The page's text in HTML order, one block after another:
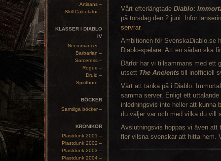
Artisans –
Skill Calculator –
KLASSER I DIABLO
IV
Necromancer –
Barbarian –
Sorceress –
Rogue –
Druid –
Spiritborn –
BÖCKER
Samtliga böcker –
KRÖNIKOR
Plastdunk 2001 –
Plastdunk 2002 –
Plastdunk 2003 –
Plastdunk 2004 –
Vårt efterlängtade Diablo:
på torsdag den 2 juni. Inför
servrar.
Ambitionen för SvenskaDiablo.se
Diablo-spelare. Att en sådan ska
Därför har vi tillsammans med ett
utsett The Ancients till inofficiell
Värt att tänka på i Diablo:
samma server. Enligt ett
inledningsvis inte heller att kunna
du väljer var och med vilka du vill
Avslutningsvis hoppas vi även att
fler vilsna svenskar att hitta hem.